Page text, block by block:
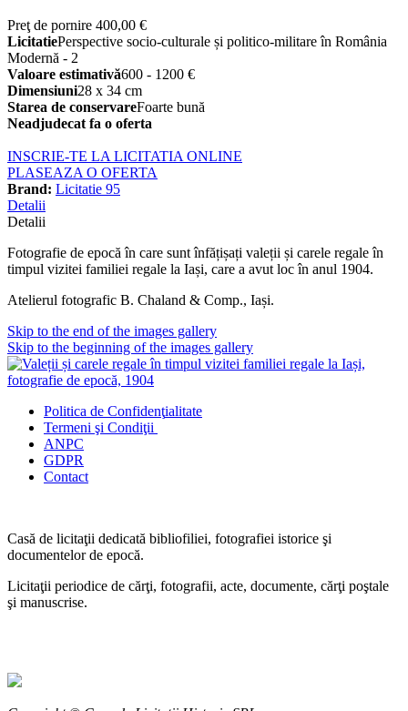
Preţ de pornire 400,00 €
LicitatiePerspective socio-culturale și politico-militare în România
Modernă - 2
Valoare estimativă600 - 1200 €
Dimensiuni28 x 34 cm
Starea de conservareFoarte bună
Neadjudecat fa o oferta
INSCRIE-TE LA LICITATIA ONLINE
PLASEAZA O OFERTA
Brand: Licitatie 95
Detalii
Detalii
Fotografie de epocă în care sunt înfățișați valeții și carele regale în
timpul vizitei familiei regale la Iași, care a avut loc în anul 1904.
Atelierul fotografic B. Chaland & Comp., Iași.
Skip to the end of the images gallery
Skip to the beginning of the images gallery
Politica de Confidenţialitate
Termeni şi Condiţii
ANPC
GDPR
Contact
Casă de licitaţii dedicată bibliofiliei, fotografiei istorice şi
documentelor de epocă.
Licitaţii periodice de cărţi, fotografii, acte, documente, cărţi poştale
şi manuscrise.